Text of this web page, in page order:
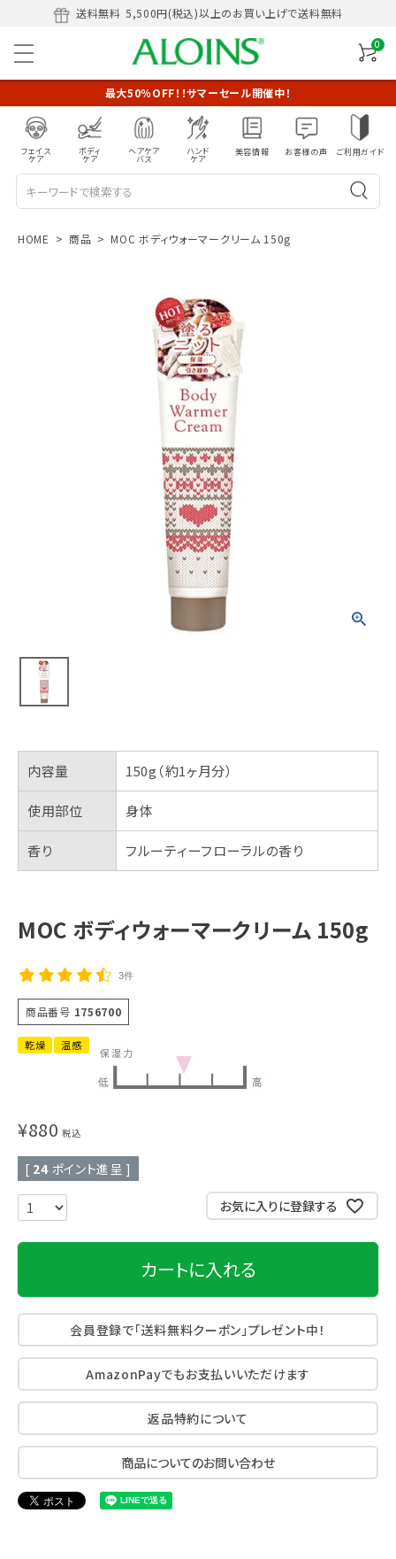
送料無料 5,500円(税込)以上のお買い上げで送料無料
0
最大50％OFF！！サマーセール開催中！
フェイス
ケア
ボディ
ケア
ヘアケア
バス
ハンド
ケア
美容情報 お客様の声 ご利用ガイド
HOME 商品 MOC ボディウォーマークリーム 150g
内容量 150g（約1ヶ月分）
使用部位 身体
香り フルーティーフローラルの香り
MOC ボディウォーマークリーム 150g
3件
商品番号 1756700
乾燥 温感
¥880 税込
[ 24 ポイント進呈 ]
お気に入りに登録する
カートに入れる
会員登録で「送料無料クーポン」プレゼント中！
AmazonPayでもお支払いいただけます
返品特約について
商品についてのお問い合わせ